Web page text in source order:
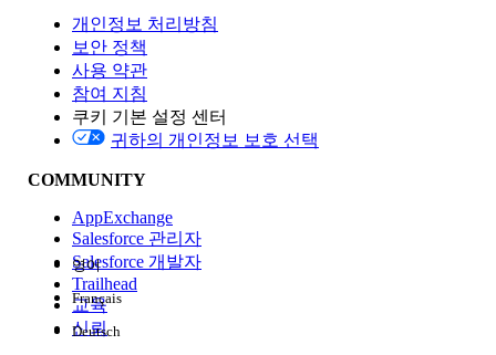
Edition
경험
개인정보 처리방침
보안 정책
사용 약관
참여 지침
쿠키 기본 설정 센터
귀하의 개인정보 보호 선택
COMMUNITY
AppExchange
Salesforce 관리자
Salesforce 개발자
Trailhead
교육
신뢰
영어
Français
Deutsch